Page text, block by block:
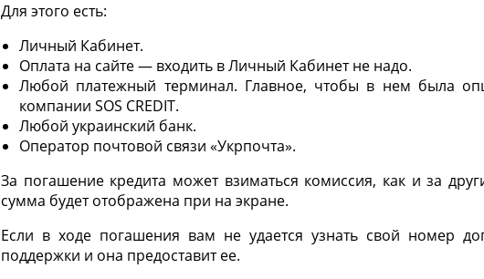
Для этого есть:
Личный Кабинет.
Оплата на сайте — входить в Личный Кабинет не надо.
Любой платежный терминал. Главное, чтобы в нем была
компании SOS CREDIT.
Любой украинский банк.
Оператор почтовой связи «Укрпочта».
За погашение кредита может взиматься комиссия, как и за
сумма будет отображена при на экране.
Если в ходе погашения вам не удается узнать свой номер
поддержки и она предоставит ее.